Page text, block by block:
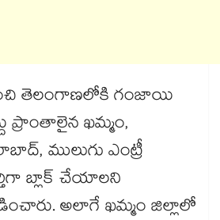
తెలంగాణలోకి గంజాయి
ప్రాంతాలైన ఖమ్మం,
ములుగు ఎంట్రీ
బ్లాక్ చేయాలని
అలాగే ఖమ్మం జిల్లాలో